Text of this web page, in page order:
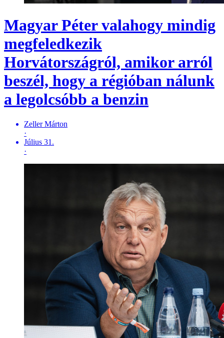
Magyar Péter valahogy mindig
megfeledkezik
Horvátországról, amikor arról
beszél, hogy a régióban nálunk
a legolcsóbb a benzin
Zeller Márton
·
Július 31.
·